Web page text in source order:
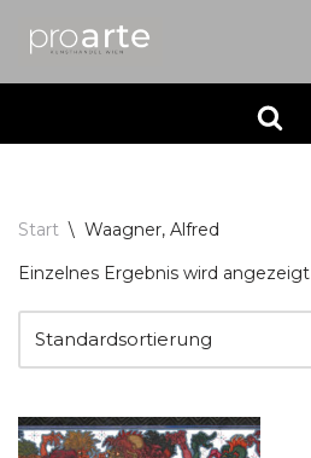
Start \ Waagner, Alfred
Einzelnes Ergebnis wird angezeigt